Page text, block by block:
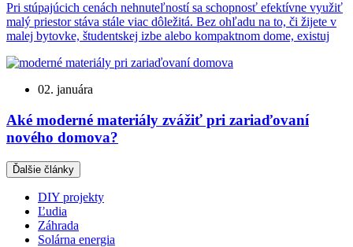
Pri stúpajúcich cenách nehnuteľností sa schopnosť efektívne využiť
malý priestor stáva stále viac dôležitá. Bez ohľadu na to, či žijete v
malej bytovke, študentskej izbe alebo kompaktnom dome, existuj
02. januára
Aké moderné materiály zvážiť pri zariaďovaní
nového domova?
Ďalšie články
DIY projekty
Ľudia
Záhrada
Solárna energia